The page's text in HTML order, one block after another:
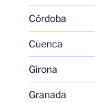
Córdoba
Cuenca
Girona
Granada